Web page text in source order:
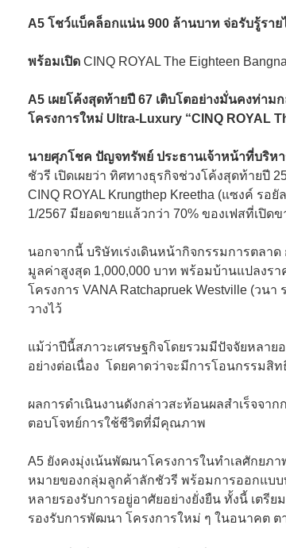
A5 โชว์แบ็คล็อกแน่น 900 ล้านบาท จ่อรับรู้ราย
พร้อมเปิด CINQ ROYAL The Eighteen
A5 เผยโค้งสุดท้ายปี 67 เติบโตอย่างมั่นคงท่า
โครงการใหม่ Ultra-Luxury “CINQ ROYAL
นายศุภโชค ปัญจทรัพย์ ประธานเจ้าหน้าที่บริห
ชัวรี เปิดเผยว่า ทิศทางธุรกิจช่วงโค้งสุดท้ายปี
CINQ ROYAL Krungthep Kreetha (แซงค์ รอ
1/2567 มียอดขายแล้วกว่า 70% ของเฟสที่เปิด
นอกจากนี้ บริษัทเร่งเดินหน้ากิจกรรมการตลาด
มูลค่าสูงสุด 1,000,000 บาท พร้อมบ้านแปลงรา
โครงการ VANA Ratchapruek Westville (วน
วางไว้
แม้ว่าปีนี้สภาวะเศรษฐกิจโดยรวมมีปัจจัยหลาย
อย่างต่อเนื่อง โดยคาดว่าจะมีการโอนกรรมสิ
ผลการดำเนินงานดังกล่าวสะท้อนผลสำเร็จจ
ตอบโจทย์การใช้ชีวิตที่มีคุณภาพ
A5 ยังคงมุ่งเน้นพัฒนาโครงการในทำเลศักยภ
หมายของกลุ่มลูกค้าลักชัวรี พร้อมการออกแบ
หลายรองรับการอยู่อาศัยอย่างยั่งยืน ทั้งนี้ เตรี
รองรับการพัฒนา โครงการใหม่ ๆ ในอนาคต